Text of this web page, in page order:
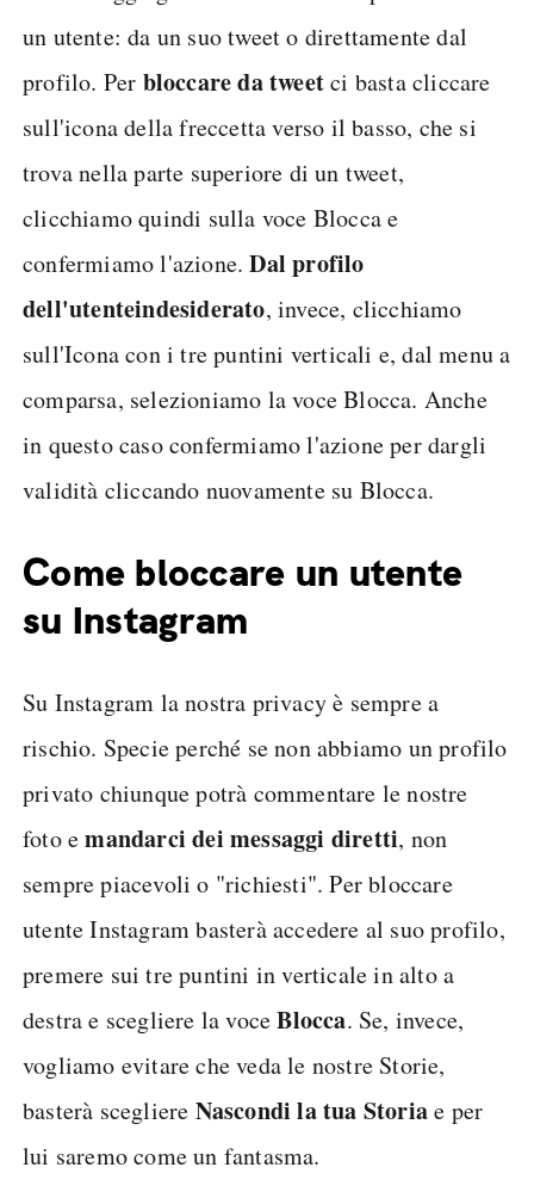
un utente: da un suo tweet o direttamente dal
profilo. Per bloccare da tweetci basta cliccare
sull'icona della freccetta verso il basso, che si
trova nella parte superiore di un tweet,
clicchiamo quindi sulla voce Blocca e
confermiamo l'azione.Dal profilo
dell'utenteindesiderato, invece, clicchiamo
sull'Icona con i tre puntini verticali e, dal menu a
comparsa, selezioniamo la voce Blocca. Anche
in questo caso confermiamo l'azione per dargli
validità cliccando nuovamente su Blocca.
Come bloccare un utente
su Instagram
Su Instagram la nostra privacy è sempre a
rischio. Specie perché se non abbiamo un profilo
privato chiunque potrà commentare le nostre
foto emandarci dei messaggi diretti, non
sempre piacevoli o "richiesti". Per bloccare
utente Instagram basterà accedere al suo profilo,
premere sui tre puntini in verticale in alto a
destra e scegliere la voceBlocca. Se, invece,
vogliamo evitare che veda le nostre Storie,
basterà scegliere Nascondi la tua Storiae per
lui saremo come un fantasma.